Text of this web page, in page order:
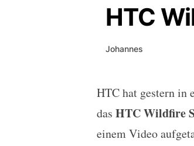
HTC
Johannes
HTC Wildfire
HTC hat gestern in
das HTC Wildfire
einem Video